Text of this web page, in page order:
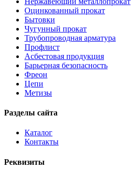
Оцинкованный прокат
Бытовки
Чугунный прокат
Трубопроводная арматура
Профлист
Асбестовая продукция
Барьерная безопасность
Фреон
Цепи
Метизы
Разделы сайта
Каталог
Контакты
Реквизиты